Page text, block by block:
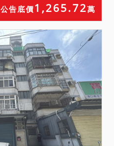
公告底價 1,265.72萬